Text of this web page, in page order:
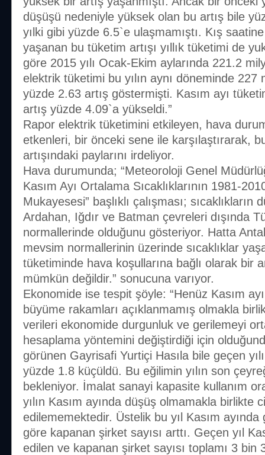
düşüşü nedeniyle yüksek olan bu artış bile
yılki gibi yüzde 6.5`e ulaşmamıştı. Kış
yaşanan bu tüketim artışı yıllık tüketimi de
göre 2015 yılı Ocak-Ekim aylarında 221.2
elektrik tüketimi bu yılın aynı döneminde
yüzde 2.63 artış göstermişti. Kasım ayı
artış yüzde 4.09`a yükseldi.”
Rapor elektrik tüketimini etkileyen, hava
etkenleri, bir önceki sene ile karşılaştırarak,
artışındaki paylarını irdeliyor.
Hava durumunda; “Meteoroloji Genel
Kasım Ayı Ortalama Sıcaklıklarının 1981-
Mukayesesi” başlıklı çalışması; sıcaklıkların
Ardahan, Iğdır ve Batman çevreleri dışında
normallerinde olduğunu gösteriyor. Hatta
mevsim normallerinin üzerinde sıcaklıklar
tüketiminde hava koşullarına bağlı olarak bir
mümkün değildir.” sonucuna varıyor.
Ekonomide ise tespit şöyle: “Henüz Kasım
büyüme rakamları açıklanmamış olmakla
verileri ekonomide durgunluk ve gerilemeyi
hesaplama yöntemini değiştirdiği için
görünen Gayrisafi Yurtiçi Hasıla bile geçen
yüzde 1.8 küçüldü. Bu eğilimin yılın son
bekleniyor. İmalat sanayi kapasite kullanım
yılın Kasım ayında düşüş olmamakla birlikte
edilememektedir. Üstelik bu yıl Kasım ayında
göre kapanan şirket sayısı arttı. Geçen yıl
edilen ve kapanan şirket sayısı toplamı 3 bin